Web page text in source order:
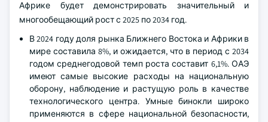
Африке будет демонстрировать значительный и
многообещающий рост с 2025 по 2034 год.
В 2024 году доля рынка Ближнего Востока и Африки в
мире составила 8%, и ожидается, что в период с 2034
годом среднегодовой темп роста составит 6,1%. ОАЭ
имеют самые высокие расходы на национальную
оборону, наблюдение и растущую роль в качестве
технологического центра. Умные бинокли широко
применяются в сфере национальной безопасности,